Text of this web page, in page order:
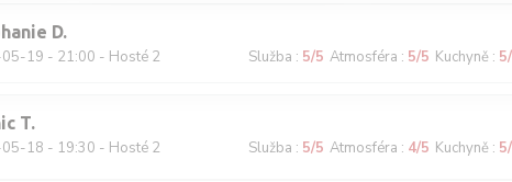
D
19 - 21:00 - Hosté 2 Služba : 5/5 Atmosféra : 5/5 Kuchyně : 5
T
18 - 19:30 - Hosté 2 Služba : 5/5 Atmosféra : 4/5 Kuchyně : 5